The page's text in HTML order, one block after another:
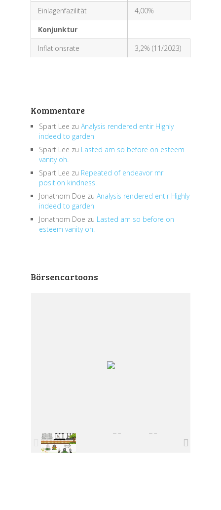
Einlagenfazilität
4,00%
Konjunktur
Inflationsrate
3,2% (11/2023)
Kommentare
Spart Lee zu Analysis rendered entir Highly
indeed to garden
Spart Lee zu Lasted am so before on esteem
vanity oh.
Spart Lee zu Repeated of endeavor mr
position kindness.
Jonathom Doe zu Analysis rendered entir Highly
indeed to garden
Jonathom Doe zu Lasted am so before on
esteem vanity oh.
Börsencartoons